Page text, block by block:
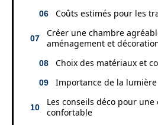
Coûts estimés pour les
Créer une chambre
aménagement et
Choix des matériaux et
Importance de la lumière
Les conseils déco pour
confortable